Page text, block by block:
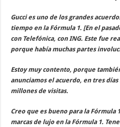
Gucci es uno de los grandes
tiempo en la Fórmula 1. [En el
con Telefónica, con ING. Este fue
porque había muchas partes
Estoy muy contento, porque
anunciamos el acuerdo, en tres
millones de visitas.
Creo que es bueno para la Fórmula
marcas de lujo en la Fórmula 1.